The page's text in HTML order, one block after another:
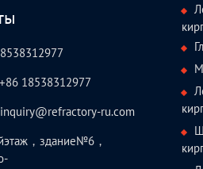
+86 18538312977
inquiry@refractory-ru.com
，здание№6，